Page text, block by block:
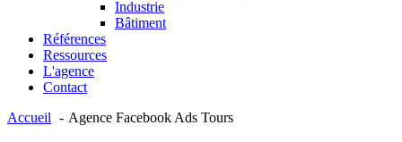
Industrie
Bâtiment
Références
Ressources
L'agence
Contact
Accueil
Agence Facebook Ads Tours